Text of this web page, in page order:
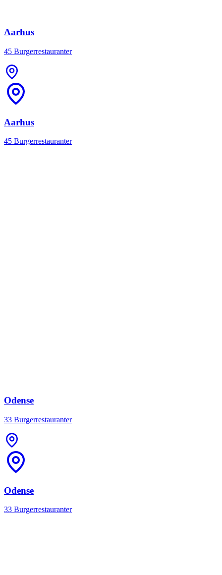
Aarhus
45 Burgerrestauranter
Aarhus
45 Burgerrestauranter
Odense
33 Burgerrestauranter
Odense
33 Burgerrestauranter